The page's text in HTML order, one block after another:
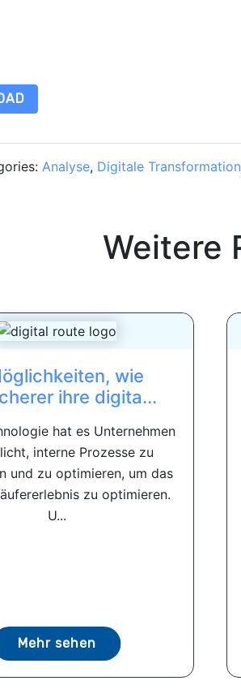
Analyse, Digitale Transformation
Weitere
wie
ihre digita...
hat es Unternehmen
interne Prozesse zu
und zu optimieren, um das
zu optimieren.
U...
Mehr sehen